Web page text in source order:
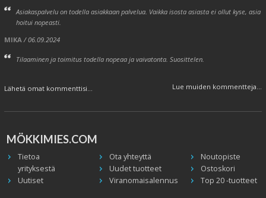
Asiakaspalvelu on todella asiakkaan palvelua. Vaikka isosta asiasta ei ollut kyse, asia
hoitui nopeasti.
MIKA / 06.09.2024
Tilaaminen ja toimitus todella nopeaa ja vaivatonta. Suosittelen.
Lähetä omat kommenttisi... Lue muiden kommentteja...
MÖKKIMIES.COM
Tietoa
yrityksestä
Ota yhteyttä
Noutopiste
Uudet tuotteet
Ostoskori
Uutiset
Viranomaisalennus Top 20 -tuotteet